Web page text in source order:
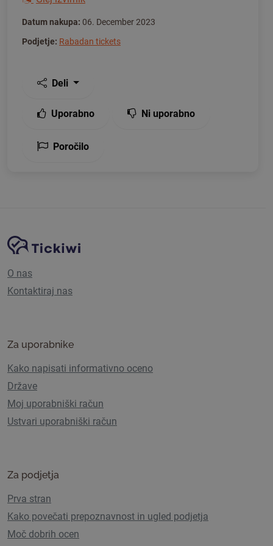
Datum nakupa: 06. December 2023
Podjetje: Rabadan tickets
Deli
Uporabno Ni uporabno
Poročilo
Navigacija spletnega mesta
Platforma Tickiwi
O nas
Kontaktiraj nas
Za uporabnike
Kako napisati informativno oceno
Države
Moj uporabniški račun
Ustvari uporabniški račun
Za podjetja
Prva stran
Kako povečati prepoznavnost in ugled podjetja
Moč dobrih ocen